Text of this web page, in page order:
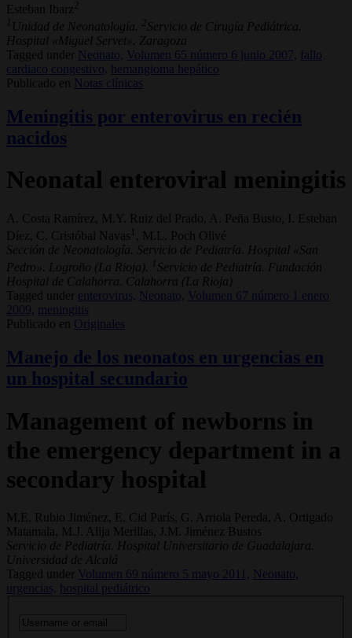
Esteban Ibarz
1 Unidad de Neonatología. 2 Servicio de Cirugía Pediátrica.
Hospital «Miguel Servet». Zaragoza
Tagged under
Neonato, Volumen 65 número 6 junio 2007,
fallo
cardiaco congestivo,
hemangioma hepático
Publicado en
Notas clínicas
Meningitis por enterovirus en recién
nacidos
Neonatal enteroviral meningitis
A. Costa Ramírez, M.Y. Ruiz del Prado, A. Peña Busto, I. Esteban
Díez, C. Cristóbal Navas 1
, M.L. Poch Olivé
Sección de Neonatología. Servicio de Pediatría. Hospital «San
Pedro». Logroño (La Rioja). 1 Servicio de Pediatría. Fundación
Hospital de Calahorra. Calahorra (La Rioja)
Tagged under
enterovirus, Neonato,
Volumen 67 número 1 enero
2009,
meningitis
Publicado en
Originales
Manejo de los neonatos en urgencias en
un hospital secundario
Management of newborns in
the emergency department in a
secondary hospital
M.E. Rubio Jiménez, E. Cid París, G. Arriola Pereda, A. Ortigado
Matamala, M.J. Alija Merillas, J.M. Jiménez Bustos
Servicio de Pediatría. Hospital Universitario de Guadalajara.
Universidad de Alcalá
Tagged under
Volumen 69 número 5 mayo 2011,
Neonato,
urgencias,
hospital pediátrico